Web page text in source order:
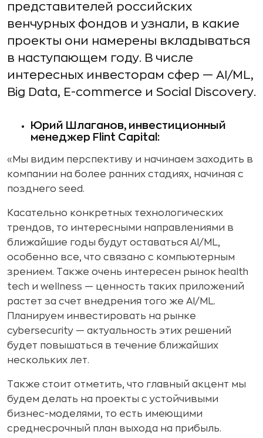
представителей российских
венчурных фондов и узнали, в какие
проекты они намерены вкладываться
в наступающем году. В числе
интересных инвесторам сфер — AI/ML,
Big Data, E-commerce и Social Discovery.
Юрий Шлаганов, инвестиционный
менеджер Flint Capital:
«Мы видим перспективу и начинаем заходить в
компании на более ранних стадиях, начиная с
позднего seed.
Касательно конкретных технологических
трендов, то интересными направлениями в
ближайшие годы будут оставаться AI/ML,
особенно все, что связано с компьютерным
зрением. Также очень интересен рынок health
tech и wellness — ценность таких приложений
растет за счет внедрения того же AI/ML.
Планируем инвестировать на рынке
cybersecurity — актуальность этих решений
будет повышаться в течение ближайших
нескольких лет.
Также стоит отметить, что главный акцент мы
будем делать на проекты с устойчивыми
бизнес-моделями, то есть имеющими
среднесрочный план выхода на прибыль.